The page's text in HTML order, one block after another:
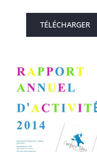
TÉLÉCHARGER